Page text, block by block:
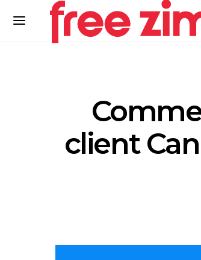
client